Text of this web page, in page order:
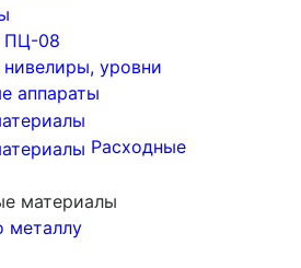
ПЦ-08
уровни
аппараты
Расходные
материалы
металлу